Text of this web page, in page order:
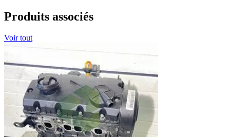
Produits associés
Voir tout